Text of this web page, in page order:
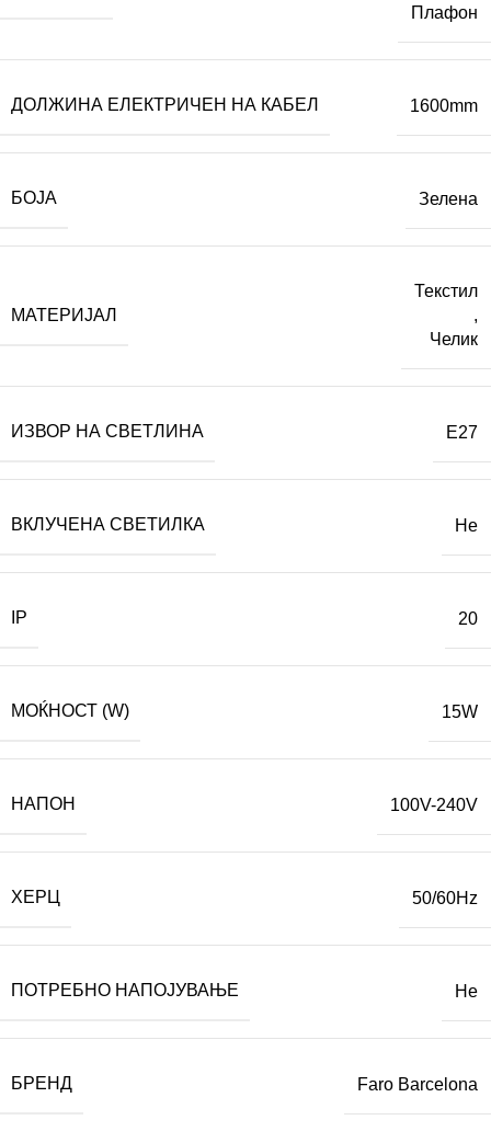
Плафон
ДОЛЖИНА ЕЛЕКТРИЧЕН НА КАБЕЛ 1600mm
БОЈА Зелена
МАТЕРИЈАЛ
Текстил
,
Челик
ИЗВОР НА СВЕТЛИНА E27
ВКЛУЧЕНА СВЕТИЛКА Не
IP 20
МОЌНОСТ (W) 15W
НАПОН 100V-240V
ХЕРЦ 50/60Hz
ПОТРЕБНО НАПОЈУВАЊЕ Не
БРЕНД Faro Barcelona